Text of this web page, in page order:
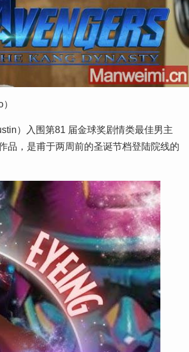
）入围第81 届金球奖剧情类最佳男主
品，是甫于两周前的圣诞节档登陆院线的